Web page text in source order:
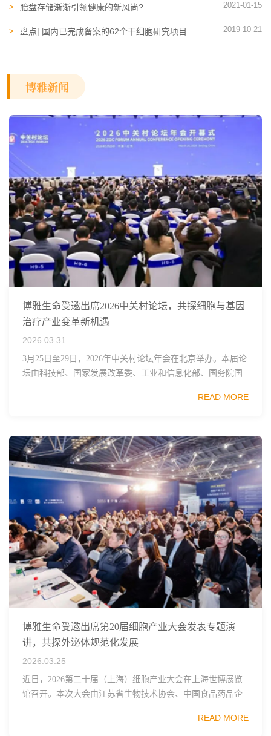
胎盘存储渐渐引领健康的新风尚? 2021-01-15
盘点| 国内已完成备案的62个干细胞研究项目 2019-10-21
博雅新闻
博雅生命受邀出席2026中关村论坛，共探细胞与基因
治疗产业变革新机遇
2026.03.31
3月25日至29日，2026年中关村论坛年会在北京举办。本届论
坛由科技部、国家发展改革委、工业和信息化部、国务院国
READ MORE
博雅生命受邀出席第20届细胞产业大会发表专题演
讲，共探外泌体规范化发展
2026.03.25
近日，2026第二十届（上海）细胞产业大会在上海世博展览
馆召开。本次大会由江苏省生物技术协会、中国食品药品企
范区生物医药行业协会、瑞士日内瓦长寿科学...
READ MORE